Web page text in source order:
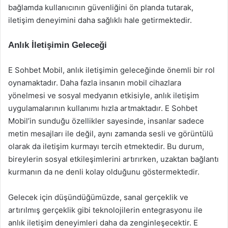
bağlamda kullanıcının güvenliğini ön planda tutarak,
iletişim deneyimini daha sağlıklı hale getirmektedir.
Anlık İletişimin Geleceği
E Sohbet Mobil, anlık iletişimin geleceğinde önemli bir rol
oynamaktadır. Daha fazla insanın mobil cihazlara
yönelmesi ve sosyal medyanın etkisiyle, anlık iletişim
uygulamalarının kullanımı hızla artmaktadır. E Sohbet
Mobil’in sunduğu özellikler sayesinde, insanlar sadece
metin mesajları ile değil, aynı zamanda sesli ve görüntülü
olarak da iletişim kurmayı tercih etmektedir. Bu durum,
bireylerin sosyal etkileşimlerini artırırken, uzaktan bağlantı
kurmanın da ne denli kolay olduğunu göstermektedir.
Gelecek için düşündüğümüzde, sanal gerçeklik ve
artırılmış gerçeklik gibi teknolojilerin entegrasyonu ile
anlık iletişim deneyimleri daha da zenginleşecektir. E